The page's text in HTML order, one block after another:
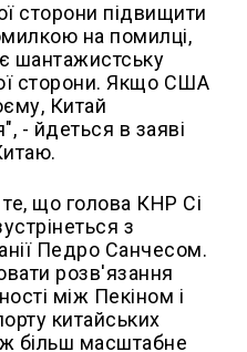
сторони підвищити
на помилці,
шантажистську
сторони. Якщо США
Китай
- йдеться в заяві
що голова КНР Сі
з
Педро Санчесом.
розв'язання
між Пекіном і
китайських
більш масштабне